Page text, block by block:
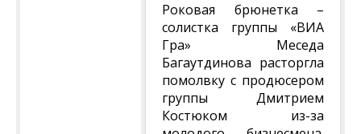
Роковая брюнетка –
солистка группы «ВИА
Гра» Меседа
Багаутдинова расторгла
помолвку с продюсером
группы Дмитрием
Костюком из-за